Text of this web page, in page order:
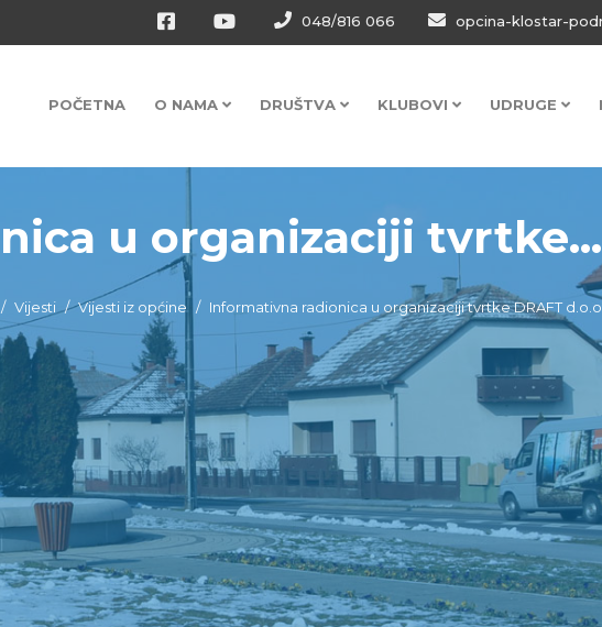
048/816 066 opcina-klostar-
POČETNA O NAMA DRUŠTVA KLUBOVI UDRUGE
u organizaciji tvrtke...
Vijesti Vijesti iz općine Informativna radionica u organizaciji tvrtke DRAFT